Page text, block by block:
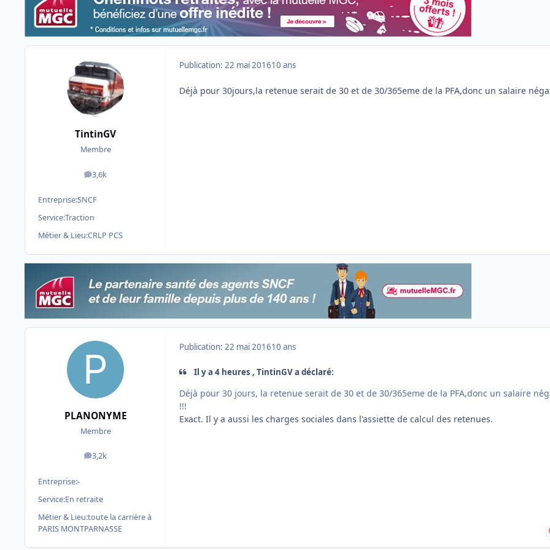
TintinGV
Membre
3,6k
messages
Entreprise:SNCF
Service:Traction
Métier & Lieu:CRLP PCS
Publication: 22 mai 201610 ans
Déjà pour 30jours,la retenue serait de 30 et de 30/365eme de la PFA,donc un salaire
PLANONYME
Membre
3,2k
messages
Entreprise:-
Service:En retraite
Métier & Lieu:toute la carrière à
PARIS MONTPARNASSE
Publication: 22 mai 201610 ans
Il y a 4 heures , TintinGV a déclaré:
Déjà pour 30 jours, la retenue serait de 30 et de 30/365eme de la PFA,donc un salaire
!!!
Exact. Il y a aussi les charges sociales dans l'assiette de calcul des retenues.